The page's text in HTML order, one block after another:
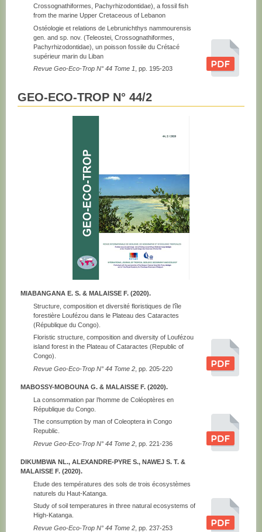
Crossognathiformes, Pachyrhizodontidae), a fossil fish
from the marine Upper Cretaceous of Lebanon
Ostéologie et relations de Lebrunichthys nammourensis
gen. and sp. nov. (Teleostei, Crossognathiformes,
Pachyrhizodontidae), un poisson fossile du Crétacé
supérieur marin du Liban
Revue Geo-Eco-Trop N° 44 Tome 1 , pp. 195-203
GEO-ECO-TROP N° 44/2
MIABANGANA E. S. & MALAISSE F. (2020).
Structure, composition et diversité floristiques de l’île
forestière Loufézou dans le Plateau des Cataractes
(République du Congo).
Floristic structure, composition and diversity of Loufézou
island forest in the Plateau of Cataractes (Republic of
Congo).
Revue Geo-Eco-Trop N° 44 Tome 2 , pp. 205-220
MABOSSY-MOBOUNA G. & MALAISSE F. (2020).
La consommation par l’homme de Coléoptères en
République du Congo.
The consumption by man of Coleoptera in Congo
Republic.
Revue Geo-Eco-Trop N° 44 Tome 2 , pp. 221-236
DIKUMBWA NL., ALEXANDRE-PYRE S., NAWEJ S. T. &
MALAISSE F. (2020).
Etude des températures des sols de trois écosystèmes
naturels du Haut-Katanga.
Study of soil temperatures in three natural ecosystems of
High-Katanga.
Revue Geo-Eco-Trop N° 44 Tome 2 , pp. 237-253